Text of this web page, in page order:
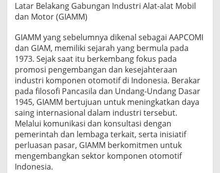
Latar Belakang Gabungan Industri Alat-alat Mobil
dan Motor (GIAMM)
GIAMM yang sebelumnya dikenal sebagai AAPCOMI
dan GIAM, memiliki sejarah yang bermula pada
1973. Sejak saat itu berkembang fokus pada
promosi pengembangan dan kesejahteraan
industri komponen otomotif di Indonesia. Berakar
pada filosofi Pancasila dan Undang-Undang Dasar
1945, GIAMM bertujuan untuk meningkatkan daya
saing internasional dalam industri tersebut.
Melalui komunikasi dan konsultasi dengan
pemerintah dan lembaga terkait, serta inisiatif
perluasan pasar, GIAMM berkomitmen untuk
mengembangkan sektor komponen otomotif
Indonesia.